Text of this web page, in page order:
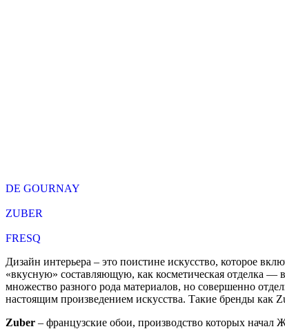
DE GOURNAY
ZUBER
FRESQ
Дизайн интерьера – это поистине искусство, которое
«вкусную» составляющую, как косметическая отделка —
множество разного рода материалов, но совершенно
настоящим произведением искусства. Такие бренды
Zuber – французские обои, производство которых начал